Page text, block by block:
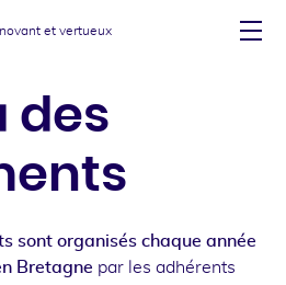
et vertueux
des
sont organisés chaque année
Bretagne par les adhérents